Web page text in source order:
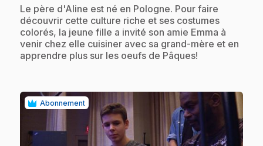
.Le père d'Aline est né en Pologne. Pour faire
découvrir cette culture riche et ses costumes
colorés, la jeune fille a invité son amie Emma à
venir chez elle cuisiner avec sa grand-mère et en
apprendre plus sur les oeufs de Pâques!
Abonnement